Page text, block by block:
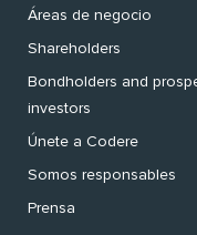
Áreas de negocio
Shareholders
Bondholders and
investors
Únete a Codere
Somos responsables
Prensa